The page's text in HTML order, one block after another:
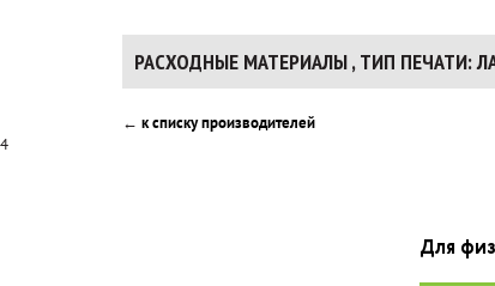
РАСХОДНЫЕ МАТЕРИАЛЫ , ТИП ПЕЧАТИ:
← к списку производителей
4
Для